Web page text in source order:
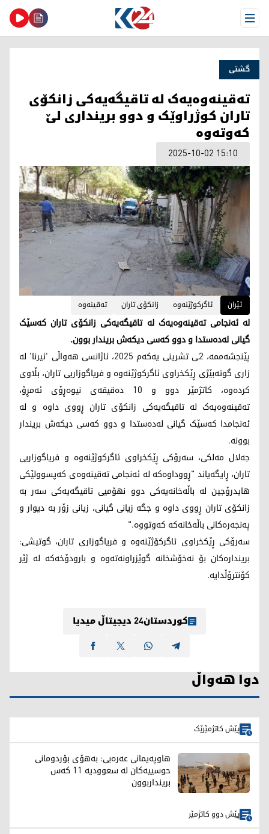
Open Menu
گشتی
تەقینەوەیەک لە تاقیگەیەکی زانکۆی
تاران کوژراوێک و دوو برینداری لێ
کەوتەوە
2025-10-02 15:10
ئێران ئاگرکوژێنەوە زانکۆی تاران تەقینەوە
لە ئەنجامی تەقینەوەیەک لە تاقیگەیەکی زانکۆی تاران کەسێک
گیانی لەدەستدا و دوو کەسی دیکەش بریندار بوون.
پێنجشەممە، 2ـی تشرینی یەکەم 2025، ئاژانسی هەواڵی 'ئیرنا' لە
زاری گوتەبێژی ڕێکخراوی ئاگرکوژێنەوە و فریاگوزاریی تاران، بڵاوی
کردەوە، کاتژمێر دوو و 10 دەقیقەی نیوەڕۆی ئەمڕۆ،
تەقینەوەیەک لە تاقیگەیەکی زانکۆی تاران ڕووی داوە و لە
ئەنجامدا کەسێک گیانی لەدەستدا و دوو کەسی دیکەش بریندار
بوونە.
جەلال مەلکی، سەرۆکی ڕێکخراوی ئاگرکوژێنەوە و فریاگوزاریی
تاران، ڕایگەیاند "ڕووداوەکە لە ئەنجامی تەقینەوەی کەپسوولێکی
هایدرۆجین لە باڵەخانەیەکی دوو نهۆمیی تاقیگەیەکی سەر بە
زانکۆی تاران ڕووی داوە و جگە زیانی گیانی، زیانی زۆر بە دیوار و
پەنجەرەکانی باڵەخانەکە کەوتووە."
سەرۆکی ڕێکخراوی ئاگرکۆژێنەوە و فریاگوزاری تاران، گوتیشی:
بریندارەکان بۆ نەخۆشخانە گوێزراونەتەوە و بارودۆخەکە لە ژێر
کۆنترۆڵدایە.
کوردستان24 دیجیتاڵ میدیا
دوا هەواڵ
پێش کاتژمێرێک
هاوپەیمانی عەرەبی: بەهۆی بۆردومانی
حوسییەکان لە سعوودیە 11 کەس
برینداربوون
پێش دوو کاتژمێر